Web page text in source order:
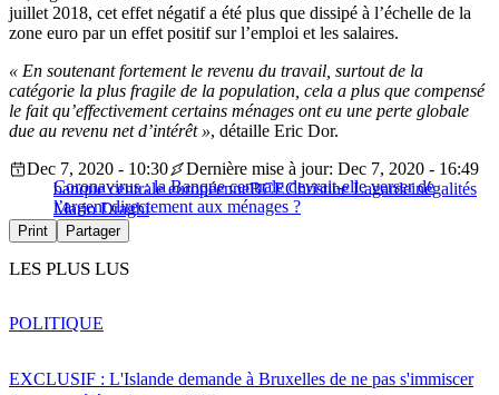
juillet 2018, cet effet négatif a été plus que dissipé à l’échelle de la
zone euro par un effet positif sur l’emploi et les salaires.
« En soutenant fortement le revenu du travail, surtout de la
catégorie la plus fragile de la population, cela a plus que compensé
le fait qu’effectivement certains ménages ont eu une perte globale
due au revenu net d’intérêt », détaille Eric Dor.
Coronavirus : la Banque centrale devrait-elle verser de
l’argent directement aux ménages ?
Dec 7, 2020 - 10:30
Dernière mise à jour: Dec 7, 2020 - 16:49
banque centrale européenneBCEChristine Lagardeinégalités
Mario Draghi
Print Partager
LES PLUS LUS
EXCLUSIF : L'Islande demande à Bruxelles de ne pas s'immiscer
POLITIQUE